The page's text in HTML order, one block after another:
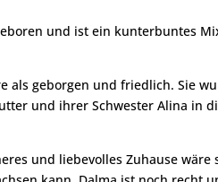
und ist ein kunterbuntes
als geborgen und friedlich. Sie
und ihrer Schwester Alina in
und liebevolles Zuhause